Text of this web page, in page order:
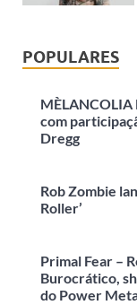
POPULARES
MÈLANCOLIA
com
Dregg
Rob Zombie
Roller’
Primal Fear –
Burocrático,
do Power